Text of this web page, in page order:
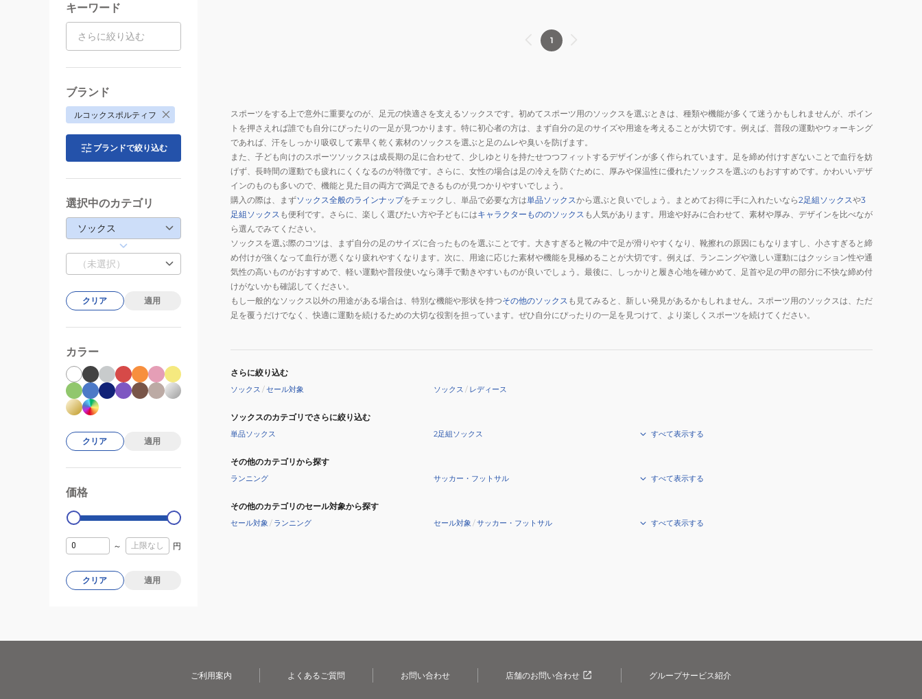
1
スポーツをする上で意外に重要なのが、足元の快適さを支えるソックスです。初めてスポーツ用のソックスを選ぶときは、種類や機能が多くて迷うかもしれませんが、ポイン
トを押さえれば誰でも自分にぴったりの一足が見つかります。特に初心者の方は、まず自分の足のサイズや用途を考えることが大切です。例えば、普段の運動やウォーキング
であれば、汗をしっかり吸収して素早く乾く素材のソックスを選ぶと足のムレや臭いを防げます。
また、子ども向けのスポーツソックスは成長期の足に合わせて、少しゆとりを持たせつつフィットするデザインが多く作られています。足を締め付けすぎないことで血行を妨
げず、長時間の運動でも疲れにくくなるのが特徴です。さらに、女性の場合は足の冷えを防ぐために、厚みや保温性に優れたソックスを選ぶのもおすすめです。かわいいデザ
インのものも多いので、機能と見た目の両方で満足できるものが見つかりやすいでしょう。
購入の際は、まずソックス全般のラインナップをチェックし、単品で必要な方は単品ソックスから選ぶと良いでしょう。まとめてお得に手に入れたいなら2足組ソックスや3
足組ソックス も便利です。さらに、楽しく選びたい方や子どもにはキャラクターもののソックス も人気があります。用途や好みに合わせて、素材や厚み、デザインを比べなが
ら選んでみてください。
ソックスを選ぶ際のコツは、まず自分の足のサイズに合ったものを選ぶことです。大きすぎると靴の中で足が滑りやすくなり、靴擦れの原因にもなりますし、小さすぎると締
め付けが強くなって血行が悪くなり疲れやすくなります。次に、用途に応じた素材や機能を見極めることが大切です。例えば、ランニングや激しい運動にはクッション性や通
気性の高いものがおすすめで、軽い運動や普段使いなら薄手で動きやすいものが良いでしょう。最後に、しっかりと履き心地を確かめて、足首や足の甲の部分に不快な締め付
けがないかも確認してください。
もし一般的なソックス以外の用途がある場合は、特別な機能や形状を持つその他のソックス も見てみると、新しい発見があるかもしれません。スポーツ用のソックスは、ただ
足を覆うだけでなく、快適に運動を続けるための大切な役割を担っています。ぜひ自分にぴったりの一足を見つけて、より楽しくスポーツを続けてください。
さらに絞り込む
ソックス /セール対象 ソックス / レディース
ソックスのカテゴリでさらに絞り込む
単品ソックス 2足組ソックス すべて表示する
その他のカテゴリから探す
ランニング サッカー・フットサル すべて表示する
その他のカテゴリのセール対象から探す
セール対象 / ランニング セール対象 /サッカー・フットサル すべて表示する
キーワード
ブランド
ルコックスポルティフ
ブランドで絞り込む
選択中のカテゴリ
ソックス
（未選択）
クリア 適用
カラー
クリア 適用
価格
0
～ 円
クリア 適用
ご利用案内 よくあるご質問 お問い合わせ 店舗のお問い合わせ グループサービス紹介